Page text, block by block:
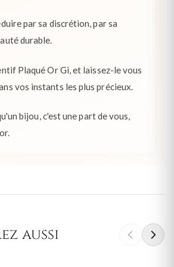
par sa discrétion, par sa
durable.
Plaqué Or Gi, et laissez-le vous
vos instants les plus précieux.
bijou, c'est une part de vous,
aussi